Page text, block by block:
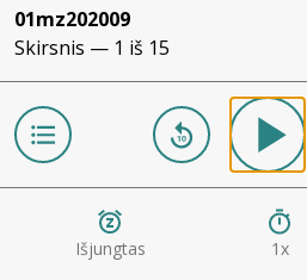
01mz202009
Skirsnis — 1 iš 15
1x
Išjungtas